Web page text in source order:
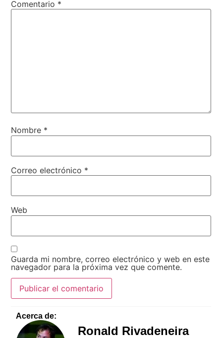
Comentario *
Nombre *
Correo electrónico *
Web
Guarda mi nombre, correo electrónico y web en este
navegador para la próxima vez que comente.
Acerca de:
Ronald Rivadeneira